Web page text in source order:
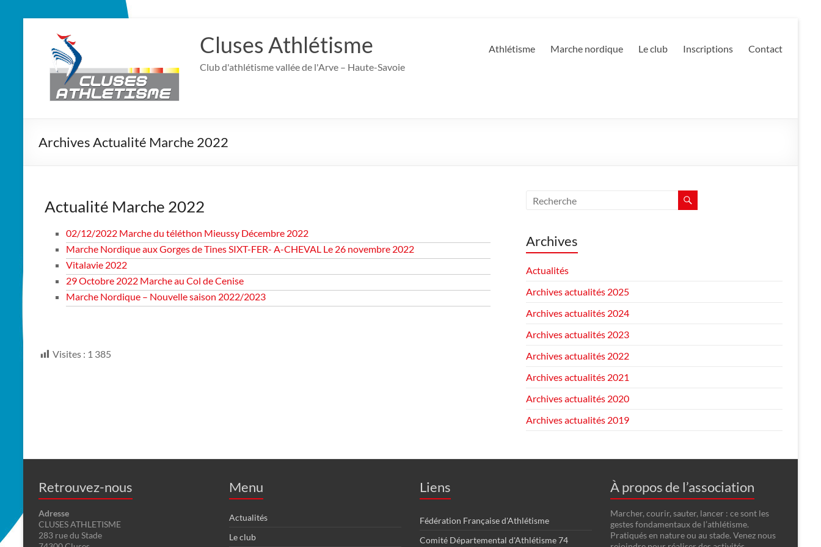
Cluses Athlétisme
Club d'athlétisme vallée de l'Arve – Haute-Savoie
Athlétisme Marche nordique Le club Inscriptions Contact
Archives Actualité Marche 2022
Actualité Marche 2022
02/12/2022 Marche du téléthon Mieussy Décembre 2022
Marche Nordique aux Gorges de Tines SIXT-FER- A-CHEVAL Le 26 novembre 2022
Vitalavie 2022
29 Octobre 2022 Marche au Col de Cenise
Marche Nordique – Nouvelle saison 2022/2023
Visites : 1 385
Archives
Actualités
Archives actualités 2025
Archives actualités 2024
Archives actualités 2023
Archives actualités 2022
Archives actualités 2021
Archives actualités 2020
Archives actualités 2019
Retrouvez-nous
Adresse
CLUSES ATHLETISME
283 rue du Stade
Menu
Actualités
Le club
Liens
Fédération Française d'Athlétisme
Comité Départemental d'Athlétisme 74
À propos de l’association
Marcher, courir, sauter, lancer : ce sont les
gestes fondamentaux de l’athlétisme.
Pratiqués en nature ou au stade. Venez nous